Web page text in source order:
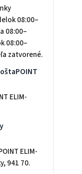
08:00–
08:00–
08:00–
zatvorené.
ELIM-
ELIM-
941 70.